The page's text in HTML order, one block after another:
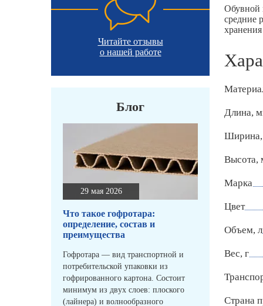
Читайте отзывы
о нашей работе
Блог
29 мая 2026
Что такое гофротара:
определение, состав и
преимущества
Гофротара — вид транспортной и
потребительской упаковки из
гофрированного картона. Состоит
минимум из двух слоев: плоского
(лайнера) и волнообразного
Обувной
средние
Длина,
Высота,
Марка
Цвет
Объем, л
Вес, г
Страна